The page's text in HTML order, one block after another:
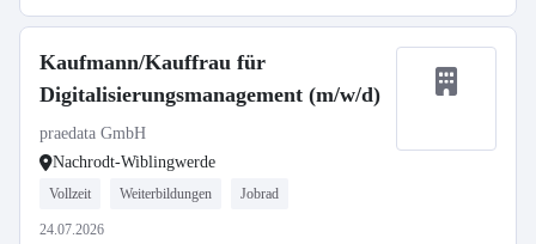
Kaufmann/Kauffrau für
Digitalisierungsmanagement (m/w/d)
praedata GmbH
Nachrodt-Wiblingwerde
Vollzeit Weiterbildungen Jobrad
24.07.2026